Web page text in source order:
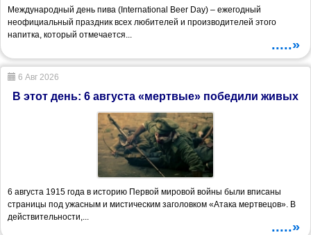
Международный день пива (International Beer Day) – ежегодный
неофициальный праздник всех любителей и производителей этого
напитка, который отмечается...
.....»
6 Авг 2026
В этот день: 6 августа «мертвые» победили живых
6 августа 1915 года в историю Первой мировой войны были вписаны
страницы под ужасным и мистическим заголовком «Атака мертвецов». В
действительности,...
.....»